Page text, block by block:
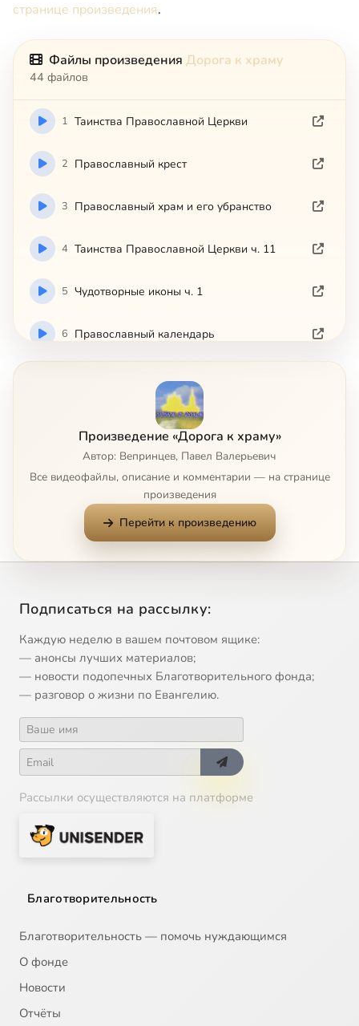
странице произведения.
Файлы произведения Дорога к храму
44 файлов
1 Таинства Православной Церкви
2 Православный крест
3 Православный храм и его убранство
4 Таинства Православной Церкви ч. 11
5 Чудотворные иконы ч. 1
6 Православный календарь
Христианская мораль и нравственность
Гражданские обязанности христианина Сейчас
Христианское отношение к животным
14 Православная неделя
15 Монашество
Монашество. Продолжение
17 Борьба со страстями
18 Страстная седьмица
21
22
Произведение «Дорога к храму»
Автор: Вепринцев, Павел Валерьевич
Все видеофайлы, описание и комментарии — на странице
произведения
Перейти к произведению
Подписаться на рассылку:
Каждую неделю в вашем почтовом ящике:
— анонсы лучших материалов;
— новости подопечных Благотворительного фонда;
— разговор о жизни по Евангелию.
Рассылки осуществляются на платформе
Благотворительность
Благотворительность — помочь нуждающимся
О фонде
Новости
Отчёты